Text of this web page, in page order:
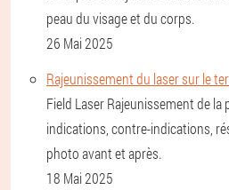
peau du visage et du corps.
26 Mai 2025
Rajeunissement du laser sur le
Field Laser Rajeunissement de la
indications, contre-indications,
photo avant et après.
18 Mai 2025